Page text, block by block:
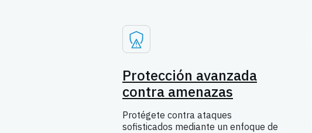
Protección avanzada
contra amenazas
Protégete contra ataques
sofisticados mediante un enfoque de